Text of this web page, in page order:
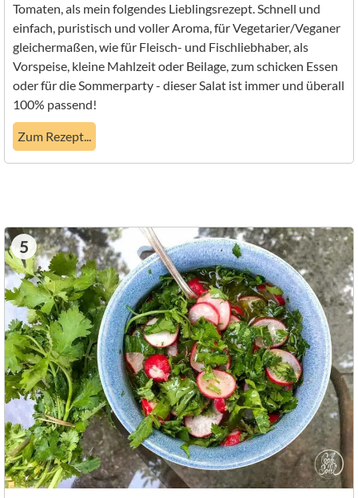
Tomaten, als mein folgendes Lieblingsrezept. Schnell und
einfach, puristisch und voller Aroma, für Vegetarier/Veganer
gleichermaßen, wie für Fleisch- und Fischliebhaber, als
Vorspeise, kleine Mahlzeit oder Beilage, zum schicken Essen
oder für die Sommerparty - dieser Salat ist immer und überall
100% passend!
Zum Rezept...
5